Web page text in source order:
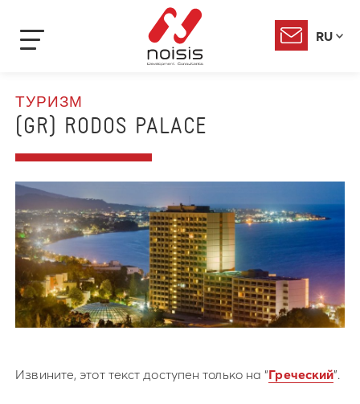
RU
ТУРИЗМ
(GR) RODOS PALACE
Извините, этот текст доступен только на “Греческий”.